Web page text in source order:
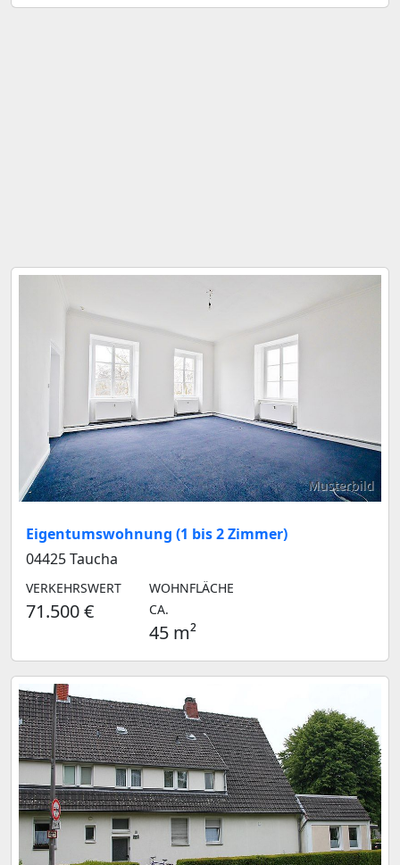
Musterbild
Eigentumswohnung (1 bis 2 Zimmer)
04425 Taucha
VERKEHRSWERT
71.500 €
WOHNFLÄCHE
CA.
45 m²